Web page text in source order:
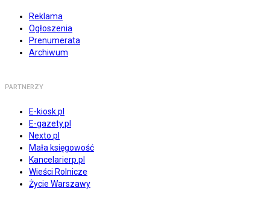
Reklama
Ogłoszenia
Prenumerata
Archiwum
PARTNERZY
E-kiosk.pl
E-gazety.pl
Nexto.pl
Mała księgowość
Kancelarierp.pl
Wieści Rolnicze
Życie Warszawy